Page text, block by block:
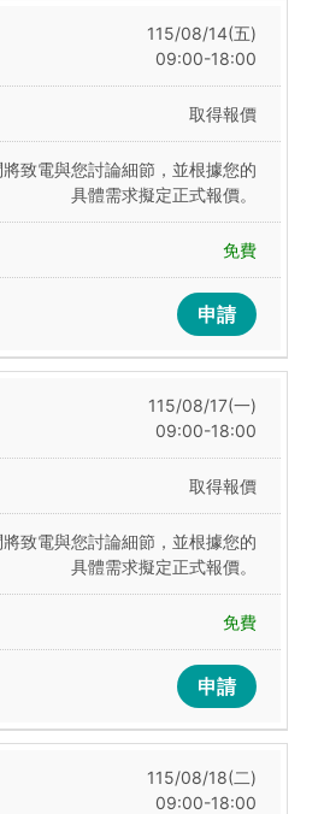
115/08/14(五)
09:00-18:00
取得報價
致電與您討論細節，並根據您的
具體需求擬定正式報價。
免費
申請
115/08/17(一)
09:00-18:00
取得報價
致電與您討論細節，並根據您的
具體需求擬定正式報價。
免費
申請
115/08/18(二)
09:00-18:00